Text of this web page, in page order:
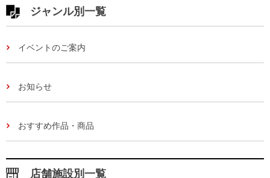
ジャンル別一覧
イベントのご案内
お知らせ
おすすめ作品・商品
店舗施設別一覧